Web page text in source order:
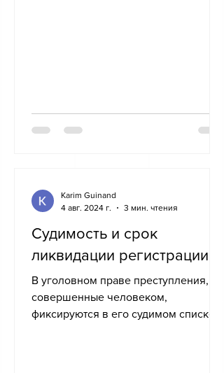
Судимость и срок
ликвидации регистрации
В уголовном праве преступления,
совершенные человеком,
фиксируются в его судимом списке
Karim Guinand
4 авг. 2024 г.
3 мин. чтения